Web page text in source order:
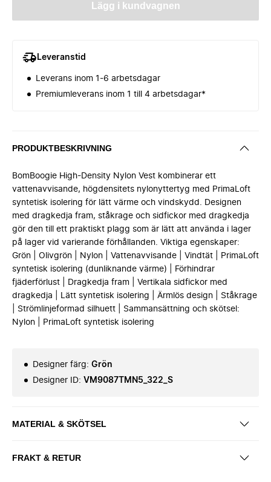
Lägg i kundvagnen
Leveranstid
Leverans inom 1-6 arbetsdagar
Premiumleverans inom 1 till 4 arbetsdagar*
PRODUKTBESKRIVNING
BomBoogie High-Density Nylon Vest kombinerar ett
vattenavvisande, högdensitets nylonyttertyg med PrimaLoft
syntetisk isolering för lätt värme och vindskydd. Designen
med dragkedja fram, ståkrage och sidfickor med dragkedja
gör den till ett praktiskt plagg som är lätt att använda i lager
på lager vid varierande förhållanden. Viktiga egenskaper:
Grön | Olivgrön | Nylon | Vattenavvisande | Vindtät | PrimaLoft
syntetisk isolering (dunliknande värme) | Förhindrar
fjäderförlust | Dragkedja fram | Vertikala sidfickor med
dragkedja | Lätt syntetisk isolering | Ärmlös design | Ståkrage
| Strömlinjeformad silhuett | Sammansättning och skötsel:
Nylon | PrimaLoft syntetisk isolering
Designer färg: Grön
Designer ID: VM9087TMN5_322_S
MATERIAL & SKÖTSEL
FRAKT & RETUR